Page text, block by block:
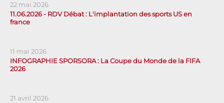
22 mai 2026
11.06.2026 - RDV Débat : L'implantation des sports US en
france
11 mai 2026
INFOGRAPHIE SPORSORA : La Coupe du Monde de la FIFA
2026
21 avril 2026